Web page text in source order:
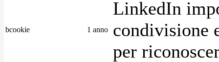
bcookie 1 anno
LinkedIn
condivisione
per